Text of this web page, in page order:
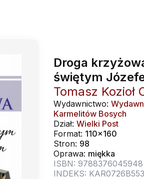
Droga
świętym
Tomasz Kozioł
Wydawnictwo:
Karmelitów Bosych
Dział: Wielki Post
Format: 110x160
Stron: 98
Oprawa: miękka
ISBN: 9788376045948
INDEKS: